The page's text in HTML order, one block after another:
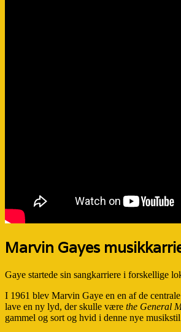
Marvin Gayes
Gaye startede sin sangkarriere i forskellige
I 1961 blev Marvin Gaye en en af de
lave en ny lyd, der skulle være the General
gammel og sort og hvid i denne nye